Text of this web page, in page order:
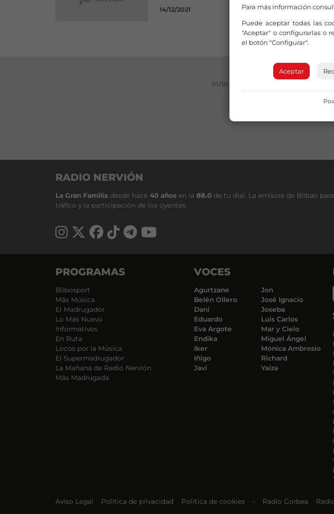
14/12/2021
PUBLICIDAD
RADIO NERVIÓN
La Gran Familia desde hace 40 años en la 88.0 de tu dial. La emisora de Bilbao
tráfico y la participación de los oyentes.
PROGRAMAS
Bilbosport
Más Música
El Madrugador
Lo Más Nuevo
Informativos
En Ruta
Locos por la Música
El Supermadrugador
La Mañana de Radio Nervión
Más Madrugada
VOCES
Agurtzane
Belén Ollero
Dani
Eduardo
Eva Argote
Endika
Iker
Iñigo
Javi
Jon
José Ignacio
Joseba
Luis Carlos
Mar y Cielo
Miguel Ángel
Mónica Ambrosio
Richard
Yaiza
Aviso Legal Política de privacidad Política de cookies • Radio Gorbea
Para más información
Puede aceptar todas las
"Aceptar" o configurarlas o
el botón "Configurar".
Aceptar